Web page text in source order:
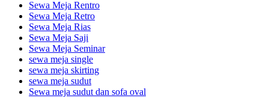
Sewa Meja Rentro
Sewa Meja Retro
Sewa Meja Rias
Sewa Meja Saji
Sewa Meja Seminar
sewa meja single
sewa meja skirting
sewa meja sudut
Sewa meja sudut dan sofa oval